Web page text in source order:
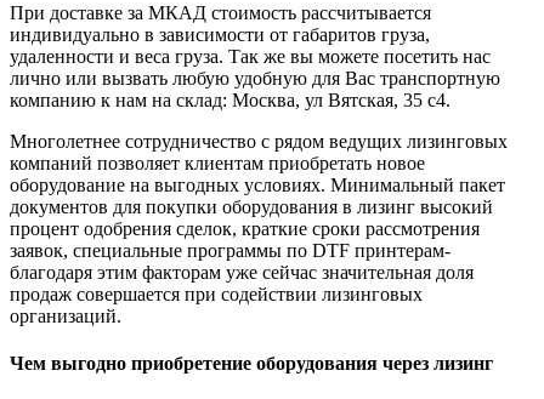
При доставке за МКАД стоимость рассчитывается
индивидуально в зависимости от габаритов груза,
удаленности и веса груза. Так же вы можете посетить нас
лично или вызвать любую удобную для Вас транспортную
компанию к нам на склад: Москва, ул Вятская, 35 c4.
Многолетнее сотрудничество с рядом ведущих лизинговых
компаний позволяет клиентам приобретать новое
оборудование на выгодных условиях. Минимальный пакет
документов для покупки оборудования в лизинг высокий
процент одобрения сделок, краткие сроки рассмотрения
заявок, специальные программы по DTF принтерам-
благодаря этим факторам уже сейчас значительная доля
продаж совершается при содействии лизинговых
организаций.
Чем выгодно приобретение оборудования через лизинг